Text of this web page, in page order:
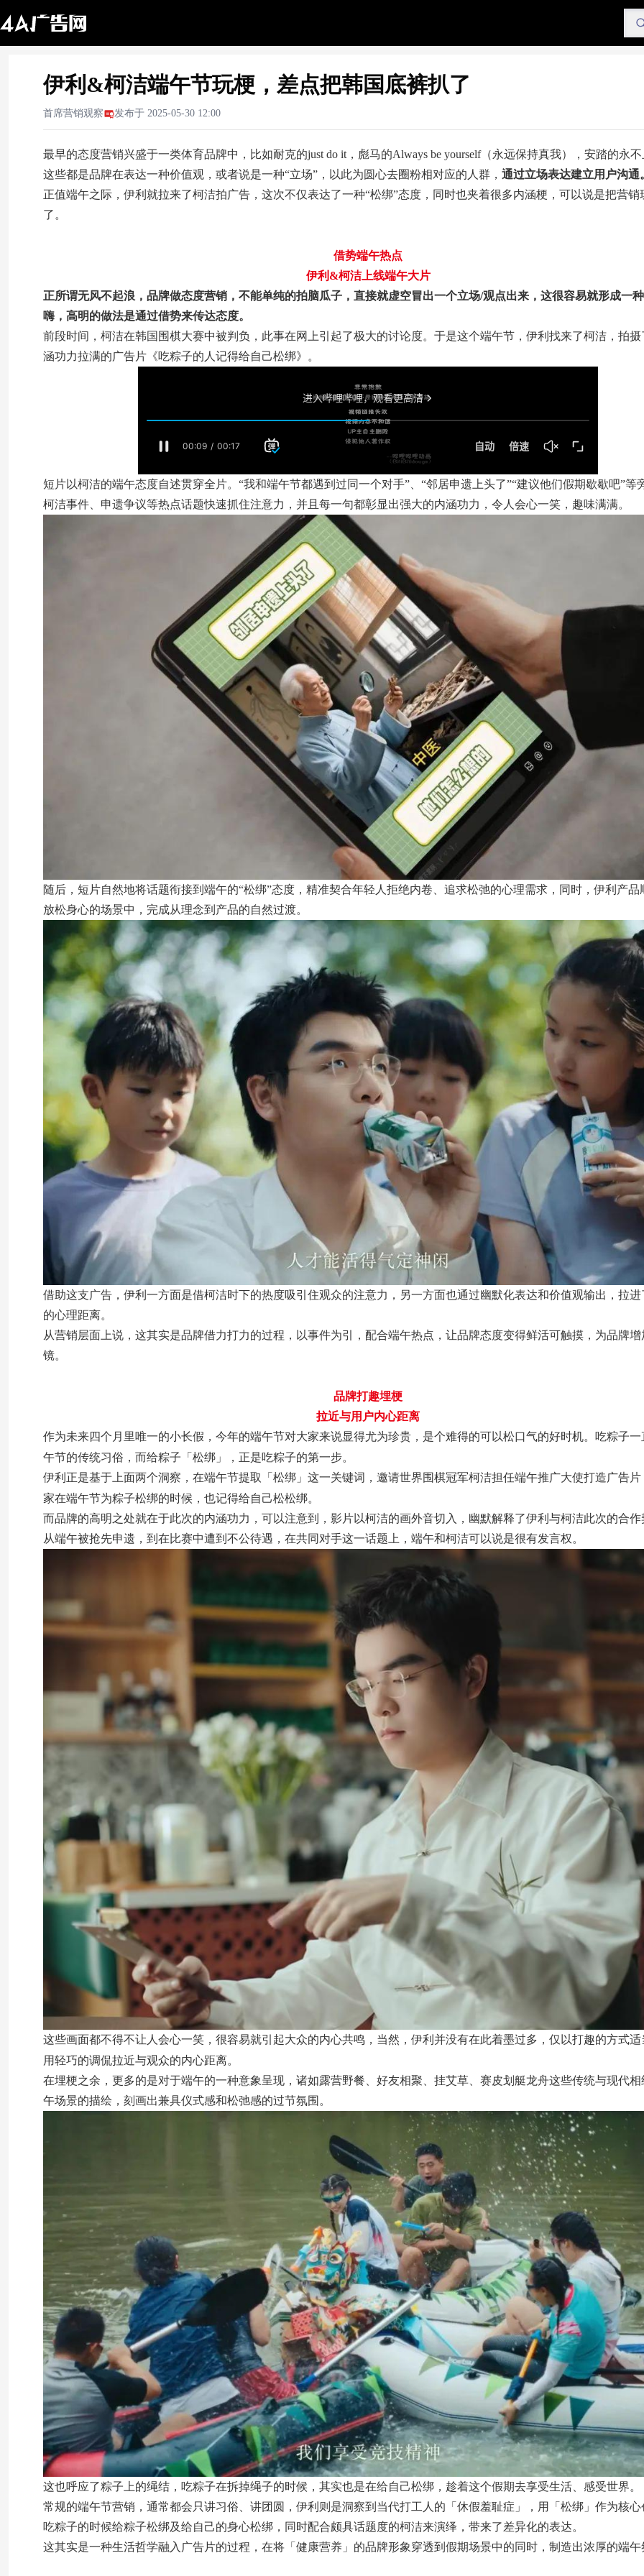
伊利&柯洁端午节玩梗，差点把韩国底裤扒了
首席营销观察 发布于 2025-05-30 12:00
最早的态度营销兴盛于一类体育品牌中，比如耐克的just do it，彪马的Always be yourself（永远保持真我），安踏的永不
这些都是品牌在表达一种价值观，或者说是一种“立场”，以此为圆心去圈粉相对应的人群， 通过立场表达建立用户沟通
正值端午之际，伊利就拉来了柯洁拍广告，这次不仅表达了一种“松绑”态度，同时也夹着很多内涵梗，可以说是把营销
了。
借势端午热点
伊利&柯洁上线端午大片
正所谓无风不起浪，品牌做态度营销，不能单纯的拍脑瓜子，直接就虚空冒出一个立场/观点出来，这很容易就形成一
嗨，高明的做法是通过借势来传达态度。
前段时间，柯洁在韩国围棋大赛中被判负，此事在网上引起了极大的讨论度。于是这个端午节，伊利找来了柯洁，拍摄
涵功力拉满的广告片《吃粽子的人记得给自己松绑》。
短片以柯洁的端午态度自述贯穿全片。“我和端午节都遇到过同一个对手”、“邻居申遗上头了”“建议他们假期歇歇吧”等
柯洁事件、申遗争议等热点话题快速抓住注意力，并且每一句都彰显出强大的内涵功力，令人会心一笑，趣味满满。
随后，短片自然地将话题衔接到端午的“松绑”态度，精准契合年轻人拒绝内卷、追求松弛的心理需求，同时，伊利产品
放松身心的场景中，完成从理念到产品的自然过渡。
借助这支广告，伊利一方面是借柯洁时下的热度吸引住观众的注意力，另一方面也通过幽默化表达和价值观输出，拉进
的心理距离。
从营销层面上说，这其实是品牌借力打力的过程，以事件为引，配合端午热点，让品牌态度变得鲜活可触摸，为品牌
镜。
品牌打趣埋梗
拉近与用户内心距离
作为未来四个月里唯一的小长假，今年的端午节对大家来说显得尤为珍贵，是个难得的可以松口气的好时机。吃粽子一
午节的传统习俗，而给粽子「松绑」，正是吃粽子的第一步。
伊利正是基于上面两个洞察，在端午节提取「松绑」这一关键词，邀请世界围棋冠军柯洁担任端午推广大使打造广告片
家在端午节为粽子松绑的时候，也记得给自己松松绑。
而品牌的高明之处就在于此次的内涵功力，可以注意到，影片以柯洁的画外音切入，幽默解释了伊利与柯洁此次的合
从端午被抢先申遗，到在比赛中遭到不公待遇，在共同对手这一话题上，端午和柯洁可以说是很有发言权。
这些画面都不得不让人会心一笑，很容易就引起大众的内心共鸣，当然，伊利并没有在此着墨过多，仅以打趣的方式适
用轻巧的调侃拉近与观众的内心距离。
在埋梗之余，更多的是对于端午的一种意象呈现，诸如露营野餐、好友相聚、挂艾草、赛皮划艇龙舟这些传统与现代相
午场景的描绘，刻画出兼具仪式感和松弛感的过节氛围。
这也呼应了粽子上的绳结，吃粽子在拆掉绳子的时候，其实也是在给自己松绑，趁着这个假期去享受生活、感受世界。
常规的端午节营销，通常都会只讲习俗、讲团圆，伊利则是洞察到当代打工人的「休假羞耻症」，用「松绑」作为核心
吃粽子的时候给粽子松绑及给自己的身心松绑，同时配合颇具话题度的柯洁来演绎，带来了差异化的表达。
这其实是一种生活哲学融入广告片的过程，在将「健康营养」的品牌形象穿透到假期场景中的同时，制造出浓厚的端午